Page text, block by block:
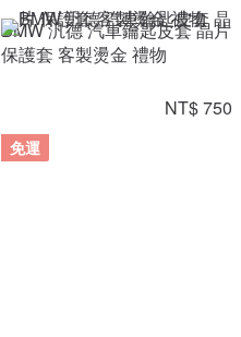
BMW 汎德 汽車鑰匙皮套 晶片
保護套 客製燙金 禮物
NT$ 750
免運